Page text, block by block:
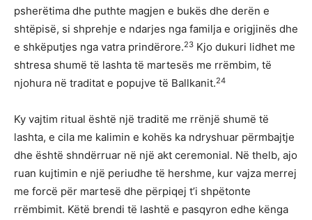
psherëtima dhe puthte magjen e bukës dhe derën e
shtëpisë, si shprehje e ndarjes nga familja e origjinës dhe
e shkëputjes nga vatra prindërore.23 Kjo dukuri lidhet me
shtresa shumë të lashta të martesës me rrëmbim, të
njohura në traditat e popujve të Ballkanit.24
Ky vajtim ritual është një traditë me rrënjë shumë të
lashta, e cila me kalimin e kohës ka ndryshuar përmbajtje
dhe është shndërruar në një akt ceremonial. Në thelb, ajo
ruan kujtimin e një periudhe të hershme, kur vajza merrej
me forcë për martesë dhe përpiqej t’i shpëtonte
rrëmbimit. Këtë brendi të lashtë e pasqyron edhe kënga